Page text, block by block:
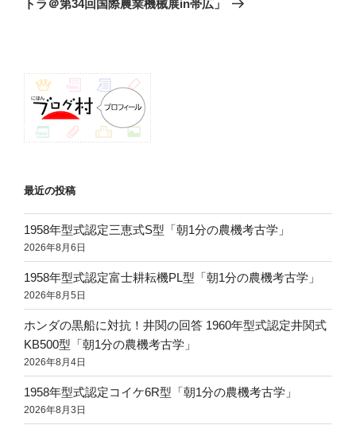
シ
トラ＠第34回国際農業機械展in帯広」
最近の投稿
1958年型式認定三恵式S型「朝1分の農機考古学」
2026年8月6日
1958年型式認定富士耕耘機PL型「朝1分の農機考古学」
2026年8月5日
ホンダの黒船に対抗！井関の回答 1960年型式認定井関式
KB500型「朝1分の農機考古学」
2026年8月4日
1958年型式認定コイケ6R型「朝1分の農機考古学」
2026年8月3日